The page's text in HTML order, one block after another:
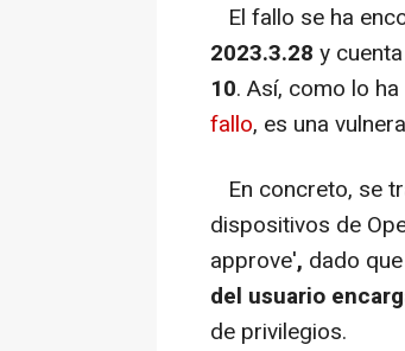
El fallo se ha
2023.3.28 y
10. Así, como lo
fallo, es una
En concreto, se
dispositivos de
approve', dado
del usuario
de privilegios.